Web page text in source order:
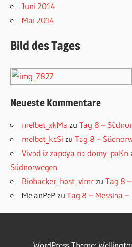
Juni 2014
Mai 2014
Bild des Tages
Neueste Kommentare
melbet_xkMa zuTag 8 –
melbet_kcSi zuTag 8 –
Vivod iz zapoya na domy_paKn
Südnorwegen
Biohacker_host_vlmrzuTag 8
MelanPePzuTag 8 – Messina –
WordPress Theme: